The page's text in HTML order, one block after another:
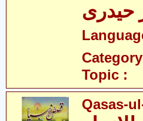
حیدری
Topic :
Qasas-